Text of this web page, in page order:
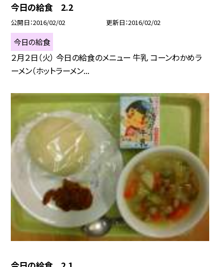
今日の給食 2.2
公開日 2016/02/02 更新日 2016/02/02
今日の給食
２月２日（火） 今日の給食のメニュー 牛乳 コーンわかめラ
ーメン（ホットラーメン...